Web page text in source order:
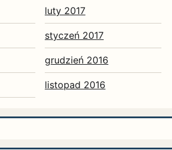
luty 2017
styczeń 2017
grudzień 2016
listopad 2016